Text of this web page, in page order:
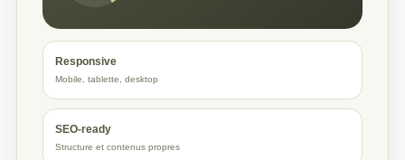
Responsive
Mobile, tablette, desktop
SEO-ready
Structure et contenus propres